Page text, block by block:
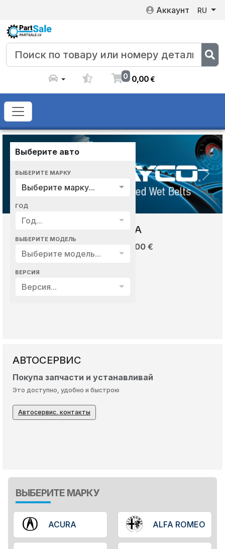
Аккаунт RU
0 0,00€
Выберите авто
ВЫБЕРИТЕ МАРКУ
Выберите марку...
ГОД
Год...
ВЫБЕРИТЕ МОДЕЛЬ
Выберите модель...
ВЕРСИЯ
Версия...
Previous Next
БЕСПЛАТНАЯ ДОСТАВКА
Покупайте на сумму более 300 €
Бесплатная доставка весь январь
АВТОСЕРВИС
Покупа запчасти и устанавливай
Это доступно, удобно и быстрою
Автосервис, контакты
ВЫБЕРИТЕ МАРКУ
ACURA ALFA ROMEO